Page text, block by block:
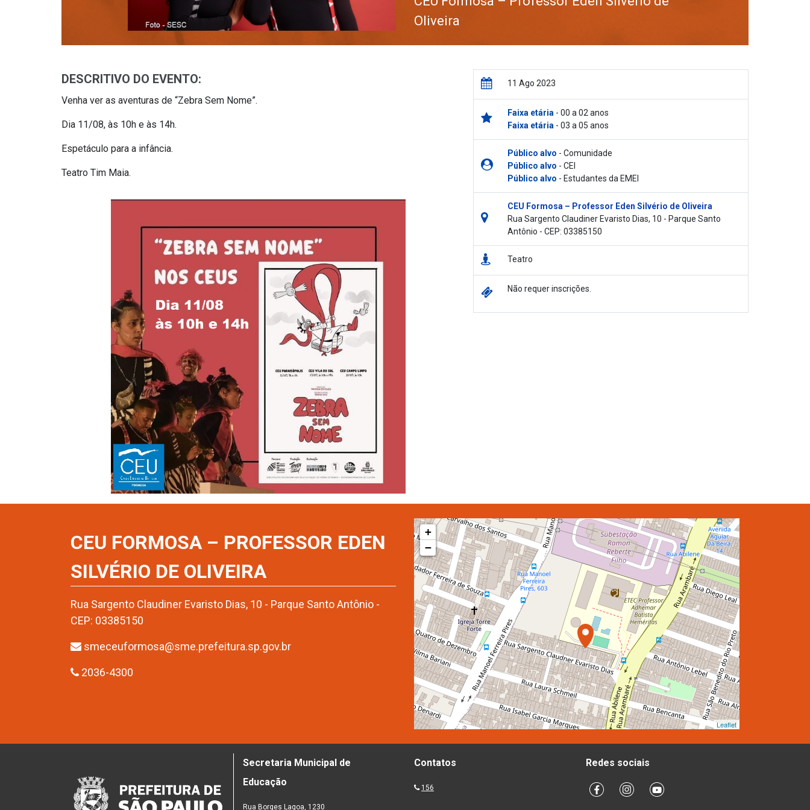
Oliveira
DESCRITIVO DO EVENTO:
Venha ver as aventuras de “Zebra Sem Nome”.
Dia 11/08, às 10h e às 14h.
Espetáculo para a infância.
Teatro Tim Maia.
11 Ago 2023
Faixa etária- 00 a 02 anos
Faixa etária- 03 a 05 anos
Público alvo - Comunidade
Público alvo - CEI
Público alvo - Estudantes da EMEI
CEU Formosa – Professor Eden Silvério de Oliveira
Rua Sargento Claudiner Evaristo Dias, 10 - Parque Santo
Antônio - CEP: 03385150
Teatro
Não requer inscrições.
CEU FORMOSA – PROFESSOR EDEN
SILVÉRIO DE OLIVEIRA
Rua Sargento Claudiner Evaristo Dias, 10 - Parque Santo Antônio -
CEP: 03385150
smeceuformosa@sme.prefeitura.sp.gov.br
2036-4300
+
−
Leaflet
Secretaria Municipal de
Educação
Rua Borges Lagoa, 1230
Contatos
156
Redes sociais